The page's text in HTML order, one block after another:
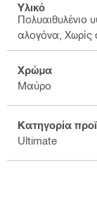
Υλικό
Πολυαιθυλένιο
αλογόνα, Χωρίς
Χρώμα
Μαύρο
Κατηγορία
Ultimate